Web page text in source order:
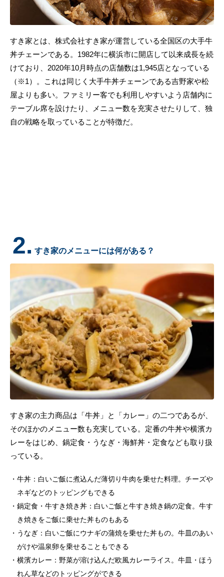
すき家とは、株式会社すき家が運営している全国区の大手牛
丼チェーンである。1982年に横浜市に開店して以来成長を続
けており、2020年10月時点の店舗数は1,945店となっている
（※1）。これは同じく大手牛丼チェーンである吉野家や松
屋よりも多い。ファミリー客でも利用しやすいよう店舗内に
テーブル席を設けたり、メニュー数を充実させたりして、独
自の戦略を取っていることが特徴だ。
2. すき家のメニューには何がある？
すき家の主力商品は「牛丼」と「カレー」の二つであるが、
そのほかのメニュー数も充実している。定番の牛丼や横濱カ
レーをはじめ、鍋定食・うなぎ・海鮮丼・定食なども取り扱
っている。
牛丼：白いご飯に煮込んだ薄切り牛肉を乗せた料理。チーズや
ネギなどのトッピングもできる
鍋定食・牛すき焼き丼：白いご飯と牛すき焼き鍋の定食。牛す
き焼きをご飯に乗せた丼ものもある
うなぎ：白いご飯にウナギの蒲焼を乗せた丼もの。牛皿のあい
がけや温泉卵を乗せることもできる
横濱カレー：野菜が溶け込んだ欧風カレーライス。牛皿・ほう
れん草などのトッピングができる